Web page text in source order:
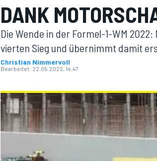
MOTOGP
DANK
Die Wende in der Formel-1-WM
vierten Sieg und übernimmt damit
Christian Nimmervoll
Bearbeitet: 22.05.2022, 14:47